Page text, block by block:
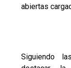
abiertas
Siguiendo